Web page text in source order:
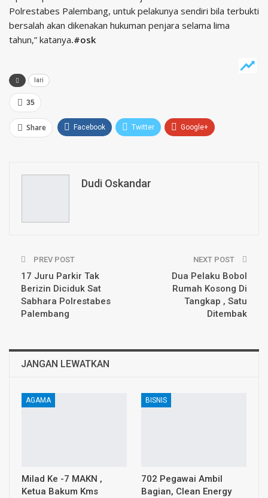
Polrestabes Palembang, untuk pelakunya sendiri bila terbukti
bersalah akan dikenakan hukuman penjara selama lima
tahun,” katanya.#osk
lari
35
Share Facebook Twitter Google+
Email
Dudi Oskandar
PREV POST
17 Juru Parkir Tak
Berizin Diciduk Sat
Sabhara Polrestabes
Palembang
NEXT POST
Dua Pelaku Bobol
Rumah Kosong Di
Tangkap , Satu
Ditembak
JANGAN LEWATKAN
AGAMA
Milad Ke -7 MAKN ,
Ketua Bakum Kms
BISNIS
702 Pegawai Ambil
Bagian, Clean Energy